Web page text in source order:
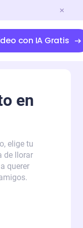
con IA Gratis
en
elige tu
de llorar
querer